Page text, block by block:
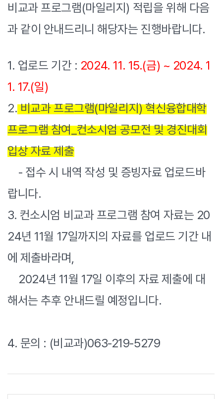
비교과 프로그램(마일리지) 적립을 위해 다음
과 같이 안내드리니 해당자는 진행바랍니다.
1. 업로드 기간 : 2024. 11. 15.(금) ~ 2024. 1
1. 17.(일)
2.비교과 프로그램(마일리지) 혁신융합대학
프로그램 참여_컨소시엄 공모전 및 경진대회
입상 자료 제출
- 접수 시 내역 작성 및 증빙자료 업로드바
랍니다.
3. 컨소시엄 비교과 프로그램 참여 자료는 20
24년 11월 17일까지의 자료를 업로드 기간 내
에 제출바라며,
2024년 11월 17일 이후의 자료 제출에 대
해서는 추후 안내드릴 예정입니다.
4. 문의 : (비교과)063-219-5279